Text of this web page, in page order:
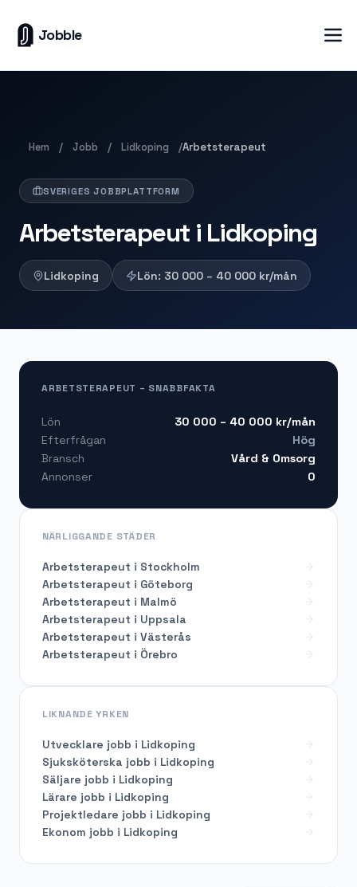
Jobble
Hem / Jobb / Lidkoping /Arbetsterapeut
SVERIGES JOBBPLATTFORM
Arbetsterapeut i Lidkoping
Lidkoping Lön: 30 000 – 40 000 kr/mån
ARBETSTERAPEUT – SNABBFAKTA
Lön 30 000 – 40 000 kr/mån
Efterfrågan
Hög
Bransch
Vård & Omsorg
Annonser
0
NÄRLIGGANDE STÄDER
Arbetsterapeut i Stockholm
Arbetsterapeut i Göteborg
Arbetsterapeut i Malmö
Arbetsterapeut i Uppsala
Arbetsterapeut i Västerås
Arbetsterapeut i Örebro
LIKNANDE YRKEN
Utvecklare jobb i Lidkoping
Sjuksköterska jobb i Lidkoping
Säljare jobb i Lidkoping
Lärare jobb i Lidkoping
Projektledare jobb i Lidkoping
Ekonom jobb i Lidkoping